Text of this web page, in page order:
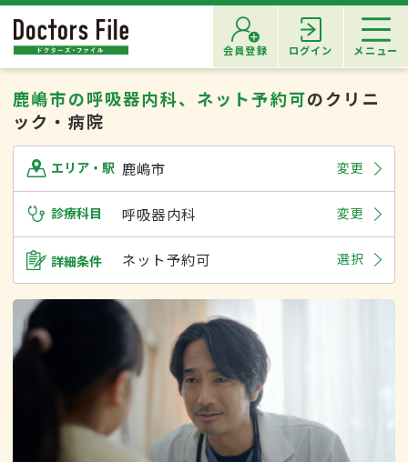
会員登録 ログイン メニュー
鹿嶋市の呼吸器内科、ネット予約可のクリニ
ック・病院
エリア・駅 鹿嶋市 変更
診療科目 呼吸器内科 変更
詳細条件 ネット予約可 選択